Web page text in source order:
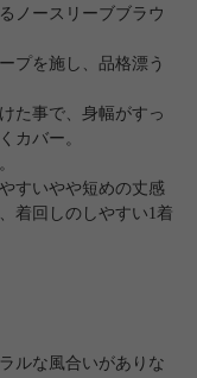
ノースリーブブラウ
プを施し、品格漂う
た事で、身幅がすっ
カバー。
すいやや短めの丈感
着回しのしやすい1着
ルな風合いがありな